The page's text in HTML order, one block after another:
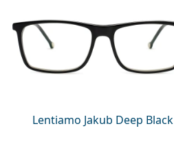
Lentiamo Jakub Deep Black